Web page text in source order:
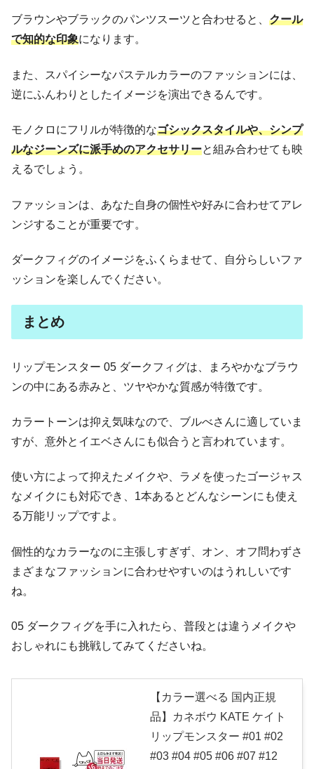
ブラウンやブラックのパンツスーツと合わせると、 クール
で知的な印象になります。
また、スパイシーなパステルカラーのファッションには、
逆にふんわりとしたイメージを演出できるんです。
モノクロにフリルが特徴的なゴシックスタイルや、シンプ
ルなジーンズに派手めのアクセサリーと組み合わせても映
えるでしょう。
ファッションは、あなた自身の個性や好みに合わせてアレ
ンジすることが重要です。
ダークフィグのイメージをふくらませて、自分らしいファ
ッションを楽しんでください。
まとめ
リップモンスター 05 ダークフィグは、まろやかなブラウ
ンの中にある赤みと、ツヤやかな質感が特徴です。
カラートーンは抑え気味なので、ブルべさんに適していま
すが、意外とイエベさんにも似合うと言われています。
使い方によって抑えたメイクや、ラメを使ったゴージャス
なメイクにも対応でき、1本あるとどんなシーンにも使え
る万能リップですよ。
個性的なカラーなのに主張しすぎず、オン、オフ問わずさ
まざまなファッションに合わせやすいのはうれしいです
ね。
05 ダークフィグを手に入れたら、普段とは違うメイクや
おしゃれにも挑戦してみてくださいね。
【カラー選べる 国内正規
品】カネボウ KATE ケイト
リップモンスター #01 #02
#03 #04 #05 #06 #07 #12